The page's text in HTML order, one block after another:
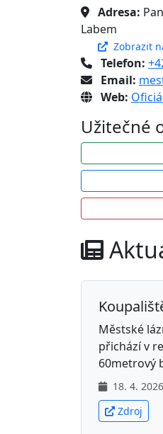
Adresa:
Labem
Zobrazit
Telefon:
Email:
Web:
Užitečné
Městské
přichází v
60metrový
18. 4. 2026
Zdroj